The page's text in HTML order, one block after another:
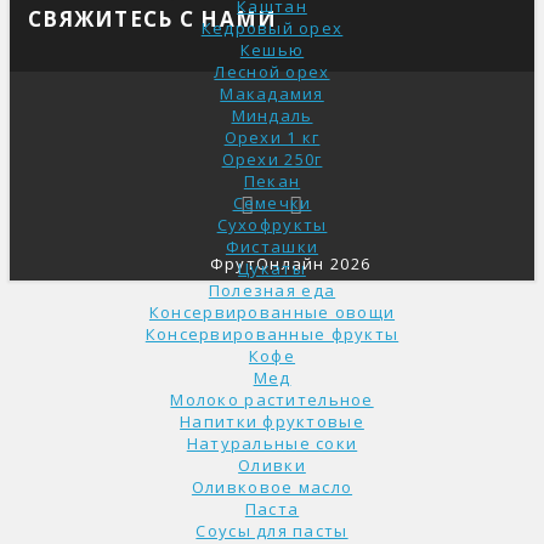
Каштан
Кедровый орех
Кешью
Лесной орех
Макадамия
Миндаль
Орехи 1 кг
Орехи 250г
Пекан
Семечки
Сухофрукты
Фисташки
Цукаты
Полезная еда
Консервированные овощи
Консервированные фрукты
Кофе
Мед
Молоко растительное
Напитки фруктовые
Натуральные соки
Оливки
Оливковое масло
Паста
Соусы для пасты
СВЯЖИТЕСЬ С НАМИ
ФрутОнлайн 2026